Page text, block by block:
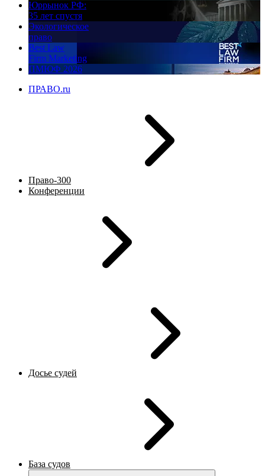
Юррынок РФ:
35 лет спустя
Экологическое
право
Best Law
Firm Marketing
ПМЮФ 2026
ПРАВО.ru
Право-300
Конференции
Досье судей
База судов